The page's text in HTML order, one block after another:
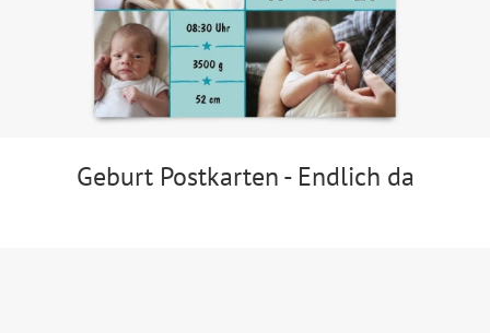
Geburt Postkarten - Endlich da